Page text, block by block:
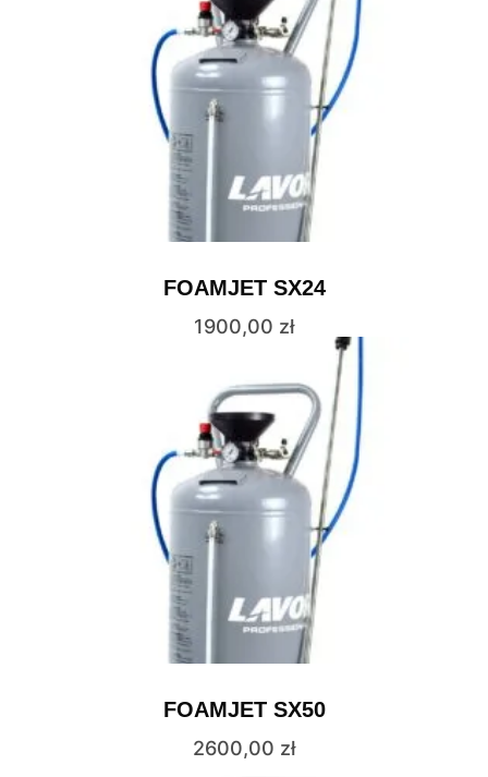
FOAMJET SX24
1900,00 zł
FOAMJET SX50
2600,00 zł